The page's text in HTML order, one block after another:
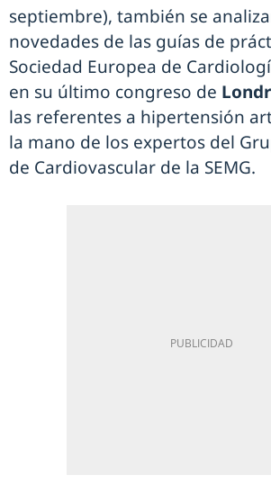
septiembre), también se
novedades de las guías de
Sociedad Europea de
en su último congreso de
las referentes a hipertensión
la mano de los expertos del
de Cardiovascular de la SEMG.